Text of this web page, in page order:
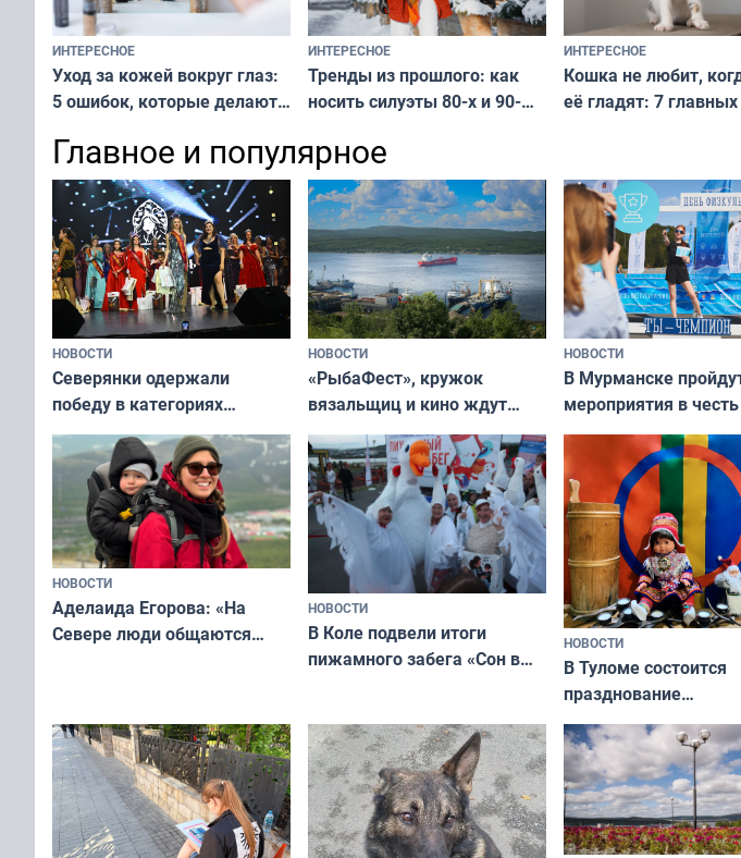
ИНТЕРЕСНОЕ
Уход за кожей вокруг глаз:
5 ошибок, которые делают
и вернуть свежий взгляд
без дорогих средств
ИНТЕРЕСНОЕ
Тренды из прошлого: как
носить силуэты 80-х и 90-
современно и стильно без
переплат
ИНТЕРЕСНОЕ
Кошка не любит,
её гладят: 7 главных
независимому
Главное и популярное
НОВОСТИ
Северянки одержали
победу в категориях
всероссийского конкурса
«Мисс и Миссис Великая
Русь»
НОВОСТИ
«РыбаФест», кружок
вязальщиц и кино ждут
мурманчан в эти выходные
НОВОСТИ
В Мурманске
мероприятия в
физкультурника
НОВОСТИ
Аделаида Егорова: «На
Севере люди общаются
НОВОСТИ
В Коле подвели итоги
пижамного забега «Сон в
НОВОСТИ
В Туломе состоится
празднование
Международного
коренных народов